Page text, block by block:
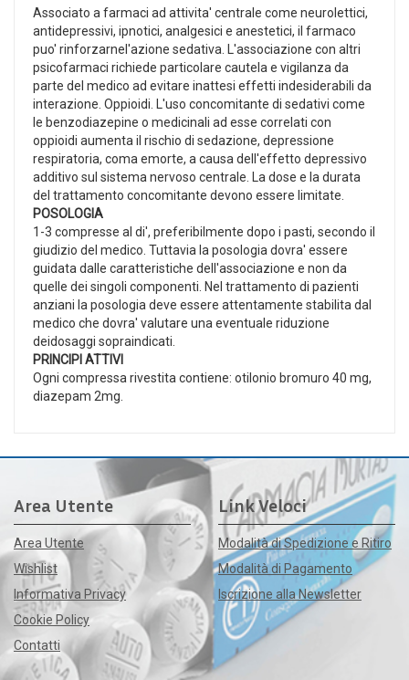
Associato a farmaci ad attivita' centrale come neurolettici,
antidepressivi, ipnotici, analgesici e anestetici, il farmaco
puo' rinforzarnel'azione sedativa. L'associazione con altri
psicofarmaci richiede particolare cautela e vigilanza da
parte del medico ad evitare inattesi effetti indesiderabili da
interazione. Oppioidi. L'uso concomitante di sedativi come
le benzodiazepine o medicinali ad esse correlati con
oppioidi aumenta il rischio di sedazione, depressione
respiratoria, coma emorte, a causa dell'effetto depressivo
additivo sul sistema nervoso centrale. La dose e la durata
del trattamento concomitante devono essere limitate.
POSOLOGIA
1-3 compresse al di', preferibilmente dopo i pasti, secondo il
giudizio del medico. Tuttavia la posologia dovra' essere
guidata dalle caratteristiche dell'associazione e non da
quelle dei singoli componenti. Nel trattamento di pazienti
anziani la posologia deve essere attentamente stabilita dal
medico che dovra' valutare una eventuale riduzione
deidosaggi sopraindicati.
PRINCIPI ATTIVI
Ogni compressa rivestita contiene: otilonio bromuro 40 mg,
diazepam 2mg.
Area Utente
Area Utente
Wishlist
Informativa Privacy
Cookie Policy
Contatti
Link Veloci
Modalità di Spedizione e Ritiro
Modalità di Pagamento
Iscrizione alla Newsletter